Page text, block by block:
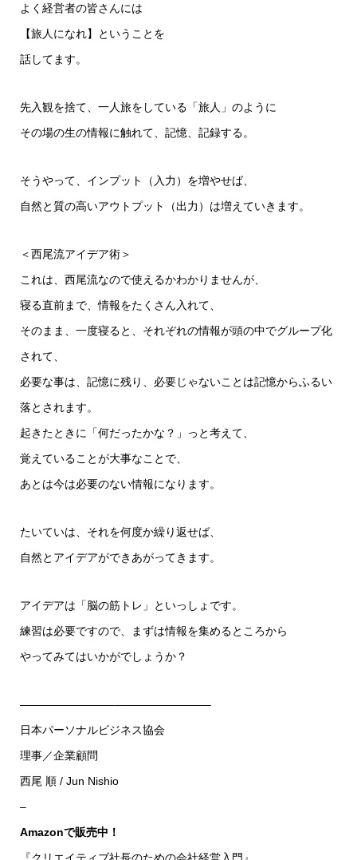
よく経営者の皆さんには
【旅人になれ】ということを
話してます。
先入観を捨て、一人旅をしている「旅人」のように
その場の生の情報に触れて、記憶、記録する。
そうやって、インプット（入力）を増やせば、
自然と質の高いアウトプット（出力）は増えていきます。
＜西尾流アイデア術＞
これは、西尾流なので使えるかわかりませんが、
寝る直前まで、情報をたくさん入れて、
そのまま、一度寝ると、それぞれの情報が頭の中でグループ化
されて、
必要な事は、記憶に残り、必要じゃないことは記憶からふるい
落とされます。
起きたときに「何だったかな？」っと考えて、
覚えていることが大事なことで、
あとは今は必要のない情報になります。
たいていは、それを何度か繰り返せば、
自然とアイデアができあがってきます。
アイデアは「脳の筋トレ」といっしょです。
練習は必要ですので、まずは情報を集めるところから
やってみてはいかがでしょうか？
————————–————————–
日本パーソナルビジネス協会
理事／企業顧問
西尾 順 / Jun Nishio
–
Amazonで販売中！